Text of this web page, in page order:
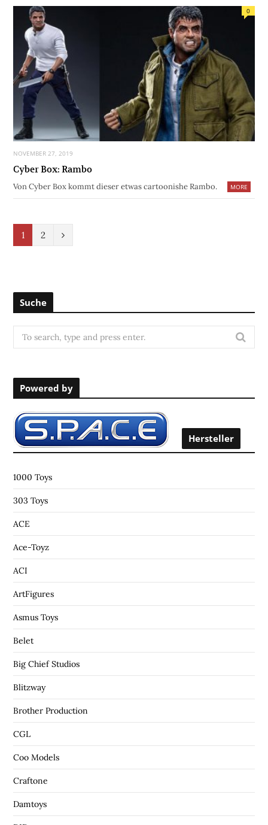
NOVEMBER 27, 2019
0
Cyber Box: Rambo
Von Cyber Box kommt dieser etwas cartoonishe Rambo. MORE
1 2
N
Suche
e
r
f
o
Powered by
Hersteller
1000 Toys
303 Toys
ACE
Ace-Toyz
ACI
ArtFigures
Asmus Toys
Belet
Big Chief Studios
Blitzway
Brother Production
CGL
Coo Models
Craftone
Damtoys